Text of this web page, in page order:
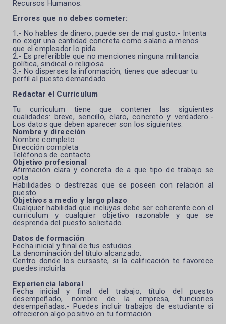
Recursos Humanos.
Errores que no debes cometer:
1.- No hables de dinero, puede ser de mal gusto.- Intenta
no exigir una cantidad concreta como salario a menos
que el empleador lo pida
2.- Es preferibble que no menciones ninguna militancia
política, sindical o religiosa
3.- No disperses la información, tienes que adecuar tu
perfil al puesto demandado
Redactar el Curriculum
Tu curriculum tiene que contener las siguientes
cualidades: breve, sencillo, claro, concreto y verdadero.-
Los datos que deben aparecer son los siguientes:
Nombre y dirección
Nombre completo
Dirección completa
Teléfonos de contacto
Objetivo profesional
Afirmación clara y concreta de a que tipo de trabajo se
opta
Habilidades o destrezas que se poseen con relación al
puesto.
Objetivos a medio y largo plazo
Cualquier habilidad que incluyas debe ser coherente con el
curriculum y cualquier objetivo razonable y que se
desprenda del puesto solicitado.
Datos de formación
Fecha inicial y final de tus estudios.
La denominación del título alcanzado.
Centro donde los cursaste, si la calificación te favorece
puedes incluirla.
Experiencia laboral
Fecha inicial y final del trabajo, título del puesto
desempeñado, nombre de la empresa, funciones
desempeñadas.- Puedes incluir trabajos de estudiante si
ofrecieron algo positivo en tu formación.